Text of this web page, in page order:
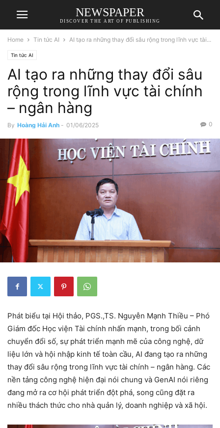
NEWSPAPER
DISCOVER THE ART OF PUBLISHING
Home Tin tức AI AI tạo ra những thay đổi sâu rộng trong lĩnh vực tài...
Tin tức AI
AI tạo ra những thay đổi sâu
rộng trong lĩnh vực tài chính
– ngân hàng
By Hoàng Hải Anh - 01/06/2025 0
Phát biểu tại Hội thảo, PGS.,TS. Nguyễn Mạnh Thiều – Phó
Giám đốc Học viện Tài chính nhấn mạnh, trong bối cảnh
chuyển đổi số, sự phát triển mạnh mẽ của công nghệ, dữ
liệu lớn và hội nhập kinh tế toàn cầu, AI đang tạo ra những
thay đổi sâu rộng trong lĩnh vực tài chính – ngân hàng. Các
nền tảng công nghệ hiện đại nói chung và GenAI nói riêng
đang mở ra cơ hội phát triển đột phá, song cũng đặt ra
nhiều thách thức cho nhà quản lý, doanh nghiệp và xã hội.